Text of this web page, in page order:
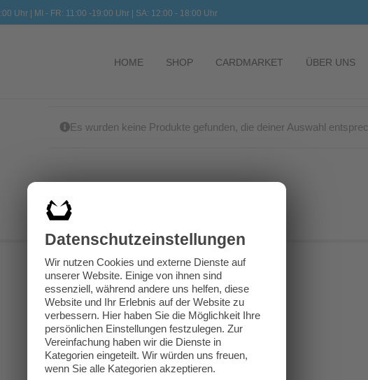
Datenschutz­einstellungen
Wir nutzen Cookies und externe Dienste auf
unserer Website. Einige von ihnen sind
essenziell, während andere uns helfen, diese
Website und Ihr Erlebnis auf der Website zu
verbessern. Hier haben Sie die Möglichkeit Ihre
persönlichen Einstellungen festzulegen. Zur
Vereinfachung haben wir die Dienste in
Kategorien eingeteilt. Wir würden uns freuen,
wenn Sie alle Kategorien akzeptieren.
Uhr | MI - FR: 11:00 -19:00 Uhr | SA: 12:00 - 18:00 Uhr
HOME SHOP CARDMARKET ÜBER UNS
Es wurden keine Produkte gefunden, die deiner Auswahl
Kontakt
Impressum
Datenschutz